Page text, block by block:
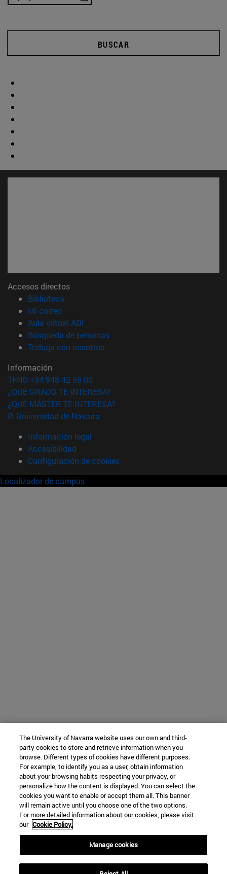
BUSCAR
Accesos directos
Biblioteca
Mi correo(abre en nueva ventana)
Aula virtual ADI
Búsqueda de personas(abre en nueva ventana)
Trabaja con nosotros(abre en nueva ventana)
Información
TFNO +34 948 42 56 00
¿QUÉ GRADO TE INTERESA?
¿QUÉ MÁSTER TE INTERESA?
© Universidad de Navarra
Información legal
Accesibilidad
Configuración de cookies
Localizador de campus
The University of Navarra website uses our own and third-
party cookies to store and retrieve information when you
browse. Different types of cookies have different purposes.
For example, to identify you as a user, obtain information
about your browsing habits respecting your privacy, or
personalize how the content is displayed. You can select the
cookies you want to enable or accept them all. This banner
will remain active until you choose one of the two options.
For more detailed information about our cookies, please visit
our Cookie Policy.
Manage cookies